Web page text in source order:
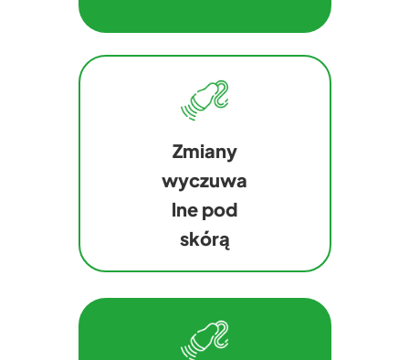
Zmiany
wyczuwa
lne pod
skórą